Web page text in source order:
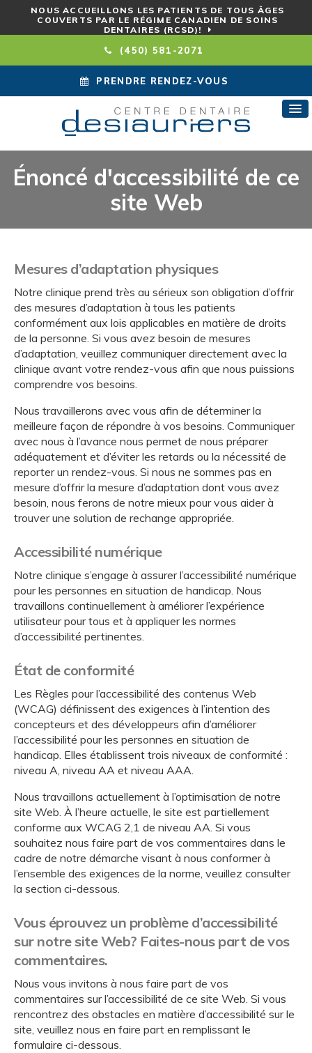
NOUS ACCUEILLONS LES PATIENTS DE TOUS ÂGES
COUVERTS PAR LE RÉGIME CANADIEN DE SOINS
DENTAIRES (RCSD)!
(450) 581-2071
PRENDRE RENDEZ-VOUS
Énoncé d'accessibilité de ce
site Web
Mesures d’adaptation physiques
Notre clinique prend très au sérieux son obligation d’offrir
des mesures d’adaptation à tous les patients
conformément aux lois applicables en matière de droits
de la personne. Si vous avez besoin de mesures
d’adaptation, veuillez communiquer directement avec la
clinique avant votre rendez-vous afin que nous puissions
comprendre vos besoins.
Nous travaillerons avec vous afin de déterminer la
meilleure façon de répondre à vos besoins. Communiquer
avec nous à l’avance nous permet de nous préparer
adéquatement et d’éviter les retards ou la nécessité de
reporter un rendez-vous. Si nous ne sommes pas en
mesure d’offrir la mesure d’adaptation dont vous avez
besoin, nous ferons de notre mieux pour vous aider à
trouver une solution de rechange appropriée.
Accessibilité numérique
Notre clinique s’engage à assurer l’accessibilité numérique
pour les personnes en situation de handicap. Nous
travaillons continuellement à améliorer l’expérience
utilisateur pour tous et à appliquer les normes
d’accessibilité pertinentes.
État de conformité
Les Règles pour l’accessibilité des contenus Web
(WCAG) définissent des exigences à l’intention des
concepteurs et des développeurs afin d’améliorer
l’accessibilité pour les personnes en situation de
handicap. Elles établissent trois niveaux de conformité :
niveau A, niveau AA et niveau AAA.
Nous travaillons actuellement à l’optimisation de notre
site Web. À l’heure actuelle, le site est partiellement
conforme aux WCAG 2,1 de niveau AA. Si vous
souhaitez nous faire part de vos commentaires dans le
cadre de notre démarche visant à nous conformer à
l’ensemble des exigences de la norme, veuillez consulter
la section ci-dessous.
Vous éprouvez un problème d’accessibilité
sur notre site Web? Faites-nous part de vos
commentaires.
Nous vous invitons à nous faire part de vos
commentaires sur l’accessibilité de ce site Web. Si vous
rencontrez des obstacles en matière d’accessibilité sur le
site, veuillez nous en faire part en remplissant le
formulaire ci-dessous.